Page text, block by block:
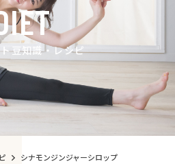
豆知識・レシピ
シナモンジンジャーシロップ